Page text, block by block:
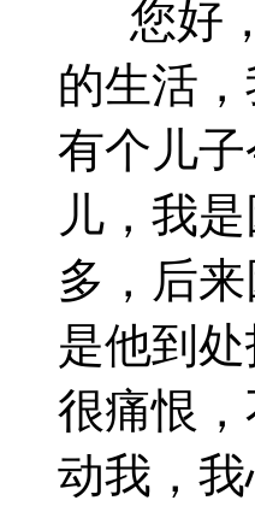
您好，
的生活
有个儿
儿，我
多，后
是他到
很痛恨
动我，